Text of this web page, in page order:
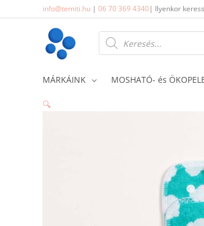
to
info@temiti.hu | 06 70 369 4340| Ilyenkor
Products
search
MÁRKÁINK MOSHATÓ- és
🔍